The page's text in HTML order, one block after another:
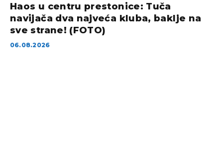
Haos u centru prestonice: Tuča
navijača dva najveća kluba, baklje na
sve strane! (FOTO)
06.08.2026